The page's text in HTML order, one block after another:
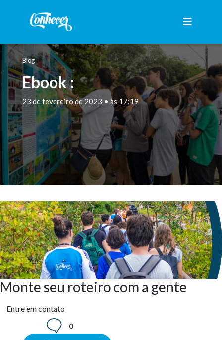
Blog
Ebook :
23 de fevereiro de 2023 • às 17:19
Monte seu roteiro com a gente
Entre em contato
0